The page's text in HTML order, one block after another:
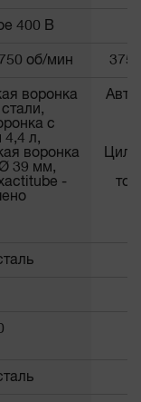
400 В
об/мин 375
воронка
с
4,4 л,
воронка
39 мм,
-